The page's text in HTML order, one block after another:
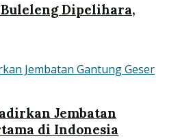
Dipelihara,
Jembatan
di Indonesia